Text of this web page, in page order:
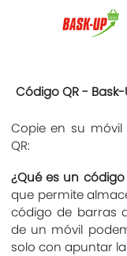
Código QR - Bask-
Copie en su
QR:
¿Qué es un
que permite
código de barras
de un móvil
solo con apuntar